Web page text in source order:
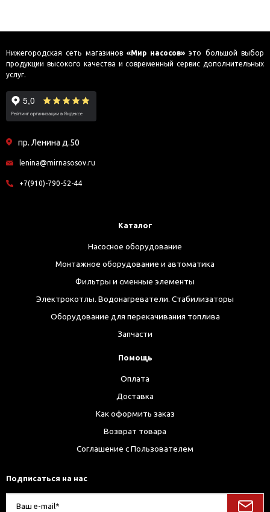
Нижегородская сеть магазинов «Мир насосов» это большой выбор
продукции высокого качества и современный сервис дополнительных
услуг.
пр. Ленина д.50
lenina@mirnasosov.ru
+7(910)-790-52-44
Каталог
Насосное оборудование
Монтажное оборудование и автоматика
Фильтры и сменные элементы
Электрокотлы. Водонагреватели. Стабилизаторы
Оборудование для перекачивания топлива
Запчасти
Помощь
Оплата
Доставка
Как оформить заказ
Возврат товара
Соглашение с Пользователем
Подписаться на нас